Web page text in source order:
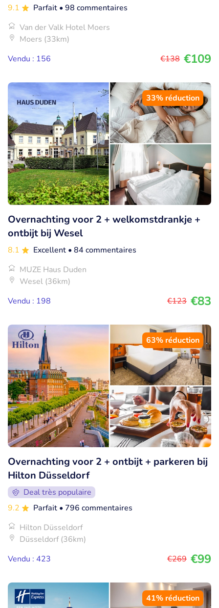
9.1 Parfait • 98 commentaires
Van der Valk Hotel Moers
Moers (33km)
Vendu : 156
€138 €109
33% réduction
Overnachting voor 2 + welkomstdrankje +
ontbijt bij Wesel
8.1 Excellent • 84 commentaires
MUZE Haus Duden
Wesel (36km)
Vendu : 198
€123 €83
63% réduction
Overnachting voor 2 + ontbijt + parkeren bij
Hilton Düsseldorf
Deal très populaire
9.2
Parfait • 796 commentaires
Hilton Düsseldorf
Düsseldorf (36km)
Vendu : 423
€269 €99
41% réduction